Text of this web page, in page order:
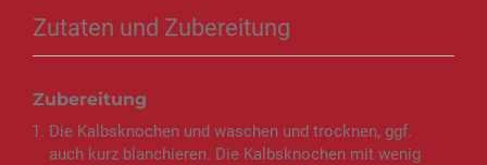
Zutaten und Zubereitung
Zubereitung
Die Kalbsknochen und waschen und trocknen, ggf.
auch kurz blanchieren. Die Kalbsknochen mit wenig